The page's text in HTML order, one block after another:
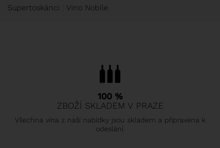
Supertoskánci
Vino Nobile
100 %
ZBOŽÍ SKLADEM V PRAZE
Všechna vína z naší nabídky jsou skladem a připravena k
odeslání.